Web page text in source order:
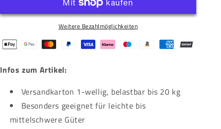
Weitere Bezahlmöglichkeiten
Infos zum Artikel:
Versandkarton 1-wellig, belastbar bis 20 kg
Besonders geeignet für leichte bis
mittelschwere Güter